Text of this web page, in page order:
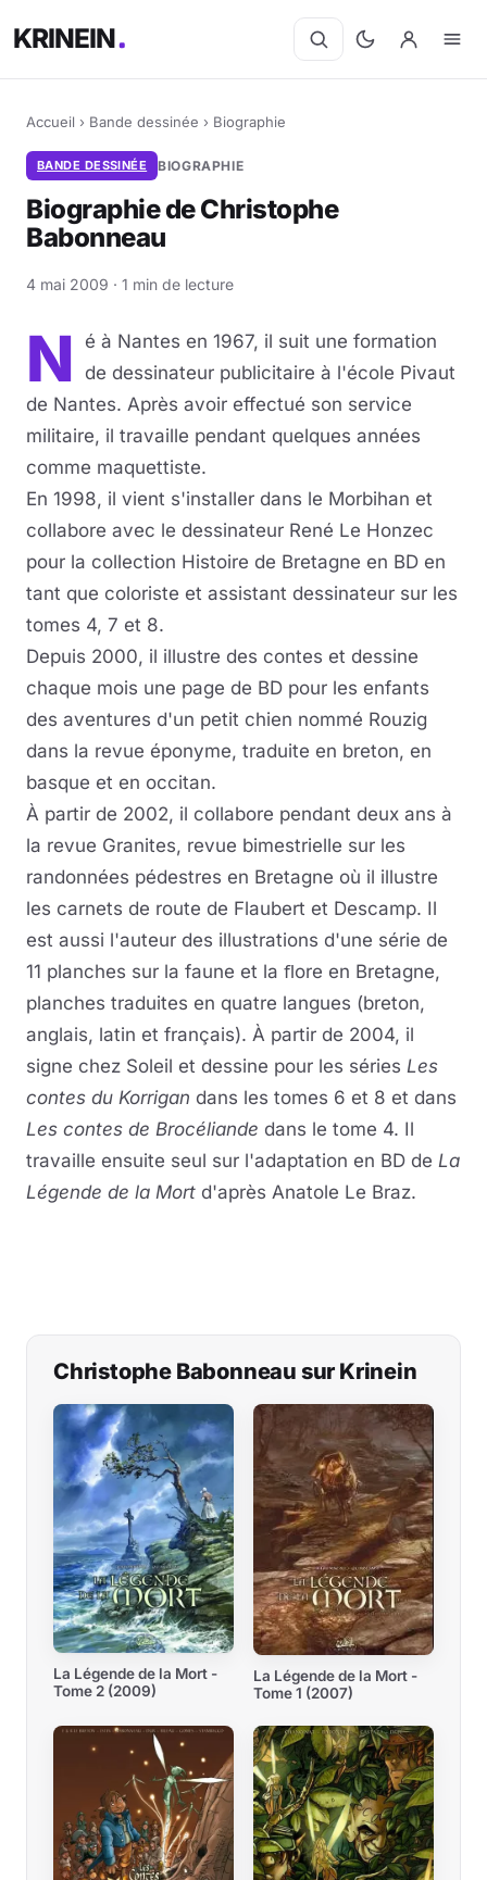
KRINEIN
Accueil › Bande dessinée › Biographie
BANDE DESSINÉE BIOGRAPHIE
Biographie de Christophe
Babonneau
4 mai 2009 · 1 min de lecture
N
é à Nantes en 1967, il suit une formation
de dessinateur publicitaire à l'école Pivaut
de Nantes. Après avoir effectué son service
militaire, il travaille pendant quelques années
comme maquettiste.
En 1998, il vient s'installer dans le Morbihan et
collabore avec le dessinateur René Le Honzec
pour la collection Histoire de Bretagne en BD en
tant que coloriste et assistant dessinateur sur les
tomes 4, 7 et 8.
Depuis 2000, il illustre des contes et dessine
chaque mois une page de BD pour les enfants
des aventures d'un petit chien nommé Rouzig
dans la revue éponyme, traduite en breton, en
basque et en occitan.
À partir de 2002, il collabore pendant deux ans à
la revue Granites, revue bimestrielle sur les
randonnées pédestres en Bretagne où il illustre
les carnets de route de Flaubert et Descamp. Il
est aussi l'auteur des illustrations d'une série de
11 planches sur la faune et la ﬂore en Bretagne,
planches traduites en quatre langues (breton,
anglais, latin et français). À partir de 2004, il
signe chez Soleil et dessine pour les séries Les
contes du Korrigan dans les tomes 6 et 8 et dans
Les contes de Brocéliande dans le tome 4. Il
travaille ensuite seul sur l'adaptation en BD de La
Légende de la Mort d'après Anatole Le Braz.
Christophe Babonneau sur Krinein
La Légende de la Mort -
Tome 2 (2009)
La Légende de la Mort -
Tome 1 (2007)